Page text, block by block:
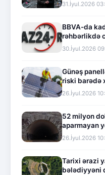
31.İyul.2026
BBVA-da
rəhbərlikdə
30.İyul.2026
Günəş
riski barədə
26.İyul.2026
52 milyon
aparmayan
26.İyul.2026
Tarixi ərazi
bələdiyyəni